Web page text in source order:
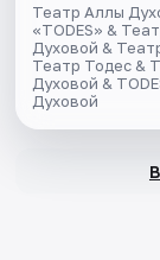
Театр Аллы
«TODES» &
Духовой &
Театр Тодес &
Духовой &
Духовой